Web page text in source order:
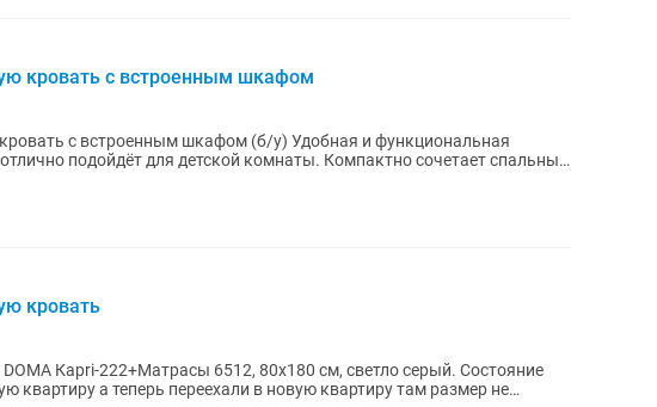
кровать с встроенным шкафом
шкафом (б/у) Удобная и функциональная
подойдёт для детской комнаты. Компактно сочетает спальные
кровать
квартиру а теперь переехали в новую квартиру там размер не